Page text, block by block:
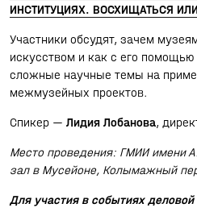
ИНСТИТУЦИЯХ. ВОСХИЩАТЬСЯ
Участники обсудят, зачем
искусством и как с его
сложные научные темы на
межмузейных проектов.
Спикер — Лидия Лобанова,
Место проведения: ГМИИ имени
зал в Мусейоне, Колымажный
Для участия в событиях